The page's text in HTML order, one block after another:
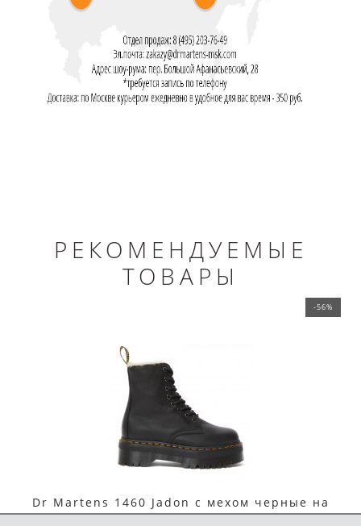
РЕКОМЕНДУЕМЫЕ
ТОВАРЫ
-56%
Dr Martens 1460 Jadon с мехом черные на
платформе